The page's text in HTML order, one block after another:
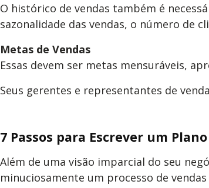
O histórico de vendas também é
sazonalidade das vendas, o número de
Metas de Vendas
Essas devem ser metas mensuráveis,
Seus gerentes e representantes de
7 Passos para Escrever um
Além de uma visão imparcial do seu
minuciosamente um processo de